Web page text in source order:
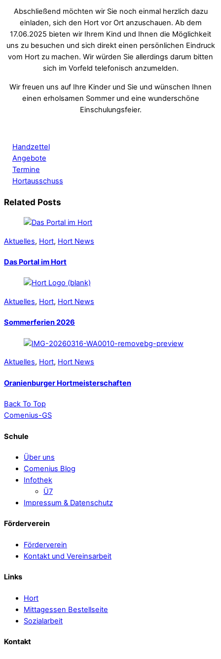
Abschließend möchten wir Sie noch einmal herzlich dazu
einladen, sich den Hort vor Ort anzuschauen. Ab dem
17.06.2025 bieten wir Ihrem Kind und Ihnen die Möglichkeit
uns zu besuchen und sich direkt einen persönlichen Eindruck
vom Hort zu machen. Wir würden Sie allerdings darum bitten
sich im Vorfeld telefonisch anzumelden.
Wir freuen uns auf Ihre Kinder und Sie und wünschen Ihnen
einen erholsamen Sommer und eine wunderschöne
Einschulungsfeier.
Handzettel
Angebote
Termine
Hortausschuss
Related Posts
Aktuelles, Hort, Hort News
Das Portal im Hort
Aktuelles, Hort, Hort News
Sommerferien 2026
Aktuelles, Hort, Hort News
Oranienburger Hortmeisterschaften
Back To Top
Comenius-GS
Schule
Über uns
Comenius Blog
Infothek
Ü7
Impressum & Datenschutz
Förderverein
Förderverein
Kontakt und Vereinsarbeit
Links
Hort
Mittagessen Bestellseite
Sozialarbeit
Kontakt